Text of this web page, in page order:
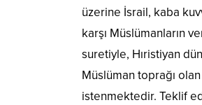
üzerine İsrail, kaba
karşı Müslümanların
suretiyle, Hıristiyan
Müslüman toprağı
istenmektedir. Teklif